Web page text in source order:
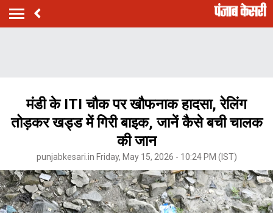
मंडी के ITI चौक पर खौफनाक हादसा, रेलिंग
तोड़कर खड्ड में गिरी बाइक, जानें कैसे बची चालक
की जान
punjabkesari.in Friday, May 15, 2026 - 10:24 PM (IST)